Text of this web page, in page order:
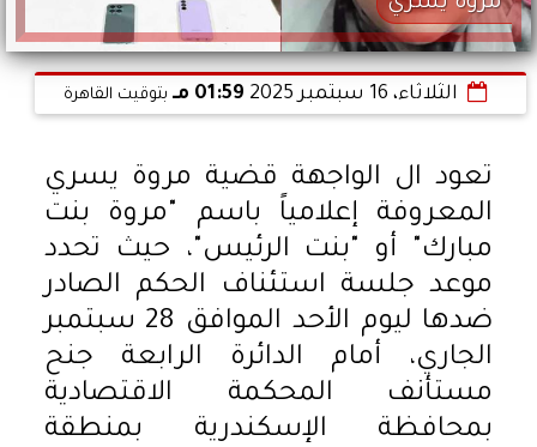
الثلاثاء، 16 سبتمبر 2025 01:59 مـ بتوقيت القاهرة
تعود ال الواجهة قضية مروة يسري
المعروفة إعلامياً باسم "مروة بنت
مبارك" أو "بنت الرئيس"، حيث تحدد
موعد جلسة استئناف الحكم الصادر
ضدها ليوم الأحد الموافق 28 سبتمبر
الجاري، أمام الدائرة الرابعة جنح
مستأنف المحكمة الاقتصادية
بمحافظة الإسكندرية بمنطقة